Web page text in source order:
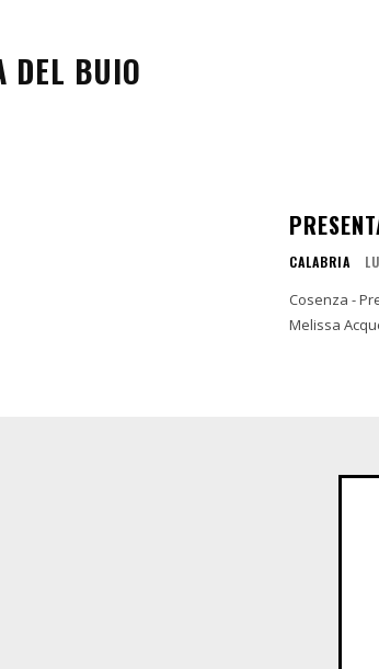
DEL BUIO
CALABRIA
Cosenza -
Melissa